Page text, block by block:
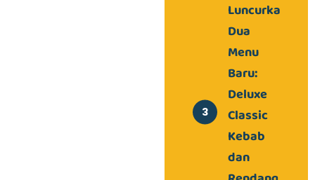
Luncurkan
Dua
Menu
Baru:
Deluxe
Classic
Kebab
dan